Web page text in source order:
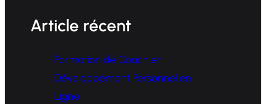
Article récent
Formation de Coach en
Développement Personnel en
Ligne